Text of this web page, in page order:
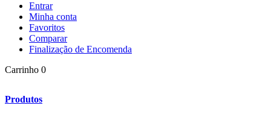
Entrar
Minha conta
Favoritos
Comparar
Finalização de Encomenda
Carrinho 0
Produtos